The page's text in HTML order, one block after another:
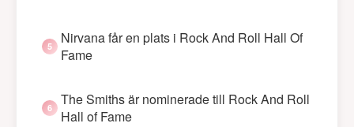
Nirvana får en plats i Rock And Roll Hall Of
Fame
The Smiths är nominerade till Rock And Roll
Hall of Fame